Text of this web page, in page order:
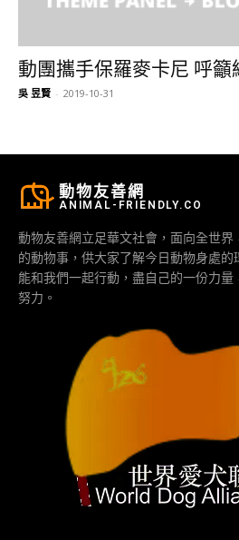
動團攜手保羅麥卡尼 呼籲
吳 昱賢 - 2019-10-31
動物友善網
ANIMAL-FRIENDLY.CO
動物友善網立足華文社會，面向全世
的動物事，供大家了解今日動物身處
能和我們一起行動，盡自己的一份力
努力。